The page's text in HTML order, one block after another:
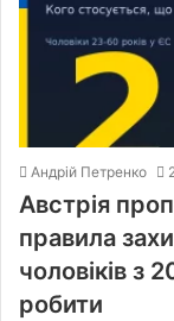
Андрій Петренко
Австрія
правила
чоловіків з
робити